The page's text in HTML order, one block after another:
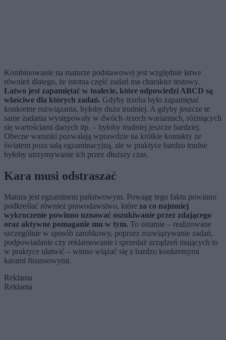
Kombinowanie na maturze podstawowej jest względnie łatwe
również dlatego, że istotna część zadań ma charakter testowy.
Łatwo jest zapamiętać w toalecie, które odpowiedzi ABCD są
właściwe dla których zadań. Gdyby trzeba było zapamiętać
konkretne rozwiązania, byłoby dużo trudniej. A gdyby jeszcze te
same zadania występowały w dwóch–trzech wariantach, różniących
się wartościami danych itp. – byłoby trudniej jeszcze bardziej.
Obecne warunki pozwalają wprawdzie na krótkie kontakty ze
światem poza salą egzaminacyjną, ale w praktyce bardzo trudne
byłoby utrzymywanie ich przez dłuższy czas.
Kara musi odstraszać
Matura jest egzaminem państwowym. Powagę tego faktu powinno
podkreślać również prawodawstwo, które za co najmniej
wykroczenie powinno uznawać oszukiwanie przez zdającego
oraz aktywne pomaganie mu w tym. To ostatnie – realizowane
szczególnie w sposób zarobkowy, poprzez rozwiązywanie zadań,
podpowiadanie czy reklamowanie i sprzedaż urządzeń mających to
w praktyce ułatwić – winno wiązać się z bardzo konkretnymi
karami finansowymi.
Reklama
Reklama